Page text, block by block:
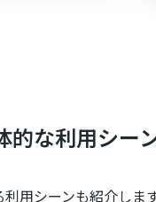
的な利用シー
用シーンも紹介しま